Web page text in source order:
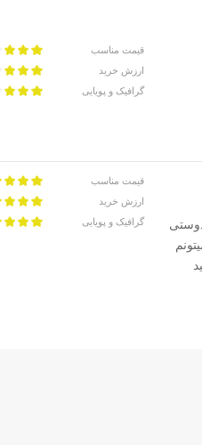
قیمت مناسب
ارزش خرید
گرافیک و پویایی
من دوستی
قیمت مناسب
ارزش خرید
گرافیک و پویایی